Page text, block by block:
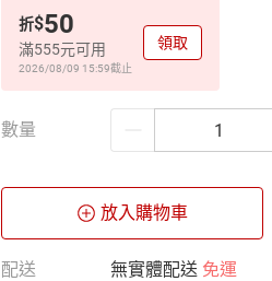
折$50
滿555元可用
2026/08/09 15:59截止
領取
數量
放入購物車
配送 無實體配送 免運